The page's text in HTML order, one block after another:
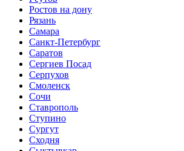
Ростов на дону
Рязань
Самара
Санкт-Петербург
Саратов
Сергиев Посад
Серпухов
Смоленск
Сочи
Ставрополь
Ступино
Сургут
Сходня